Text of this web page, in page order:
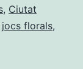
, Ciutat
jocs florals,